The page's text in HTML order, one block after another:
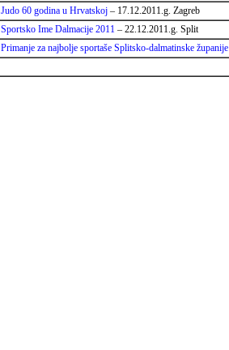
Judo 60 godina u Hrvatskoj – 17.12.2011.g. Zagreb
Sportsko Ime Dalmacije 2011 – 22.12.2011.g. Split
Primanje za najbolje sportaše Splitsko-dalmatinske županije